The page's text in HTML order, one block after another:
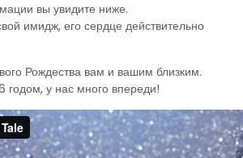
вы увидите ниже.
имидж, его сердце действительно
Рождества вам и вашим близким.
годом, у нас много впереди!